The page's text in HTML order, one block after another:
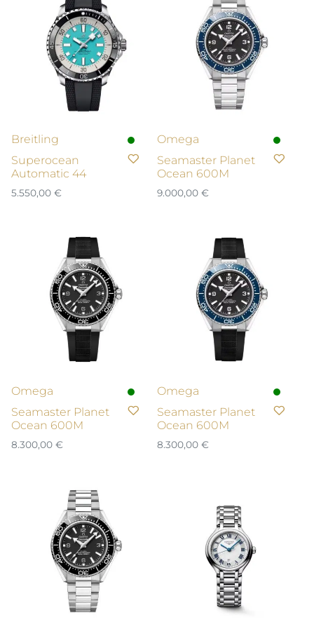
Breitling
Superocean
Automatic 44
5.550,00 €
Omega
Seamaster Planet
Ocean 600M
9.000,00 €
Omega
Seamaster Planet
Ocean 600M
8.300,00 €
Omega
Seamaster Planet
Ocean 600M
8.300,00 €